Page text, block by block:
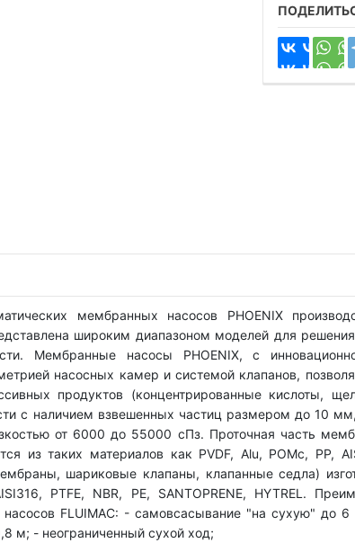
мембранных насосов PHOENIX
широким диапазоном моделей для
Мембранные насосы PHOENIX, с
насосных камер и системой клапанов,
продуктов (концентрированные кислоты,
с наличием взвешенных частиц размером до 10
от 6000 до 55000 сПз. Проточная часть
из таких материалов как PVDF, Alu, POMc, PP,
шариковые клапаны, клапанные седла)
PTFE, NBR, PE, SANTOPRENE, HYTREL.
FLUIMAC: - самовсасывание "на сухую" до
м; - неограниченный сухой ход;